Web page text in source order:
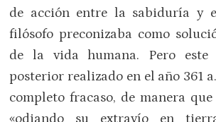
de acción entre la sabiduría y
filósofo preconizaba como
de la vida humana. Pero este
posterior realizado en el año 361
completo fracaso, de manera
«odiando su extravío en